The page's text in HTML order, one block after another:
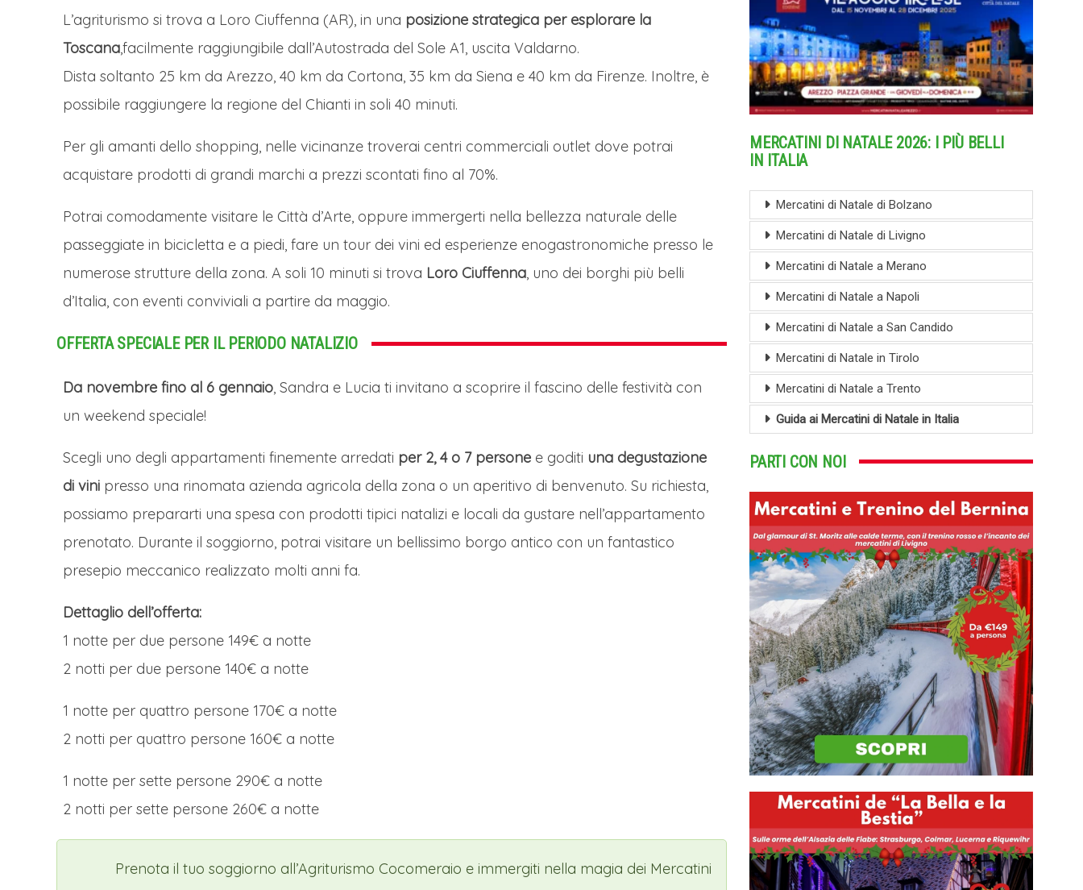
L’agriturismo si trova a Loro Ciuffenna (AR), in una posizione strategica per esplorare la
Toscana,facilmente raggiungibile dall’Autostrada del Sole A1, uscita Valdarno.
Dista soltanto 25 km da Arezzo, 40 km da Cortona, 35 km da Siena e 40 km da Firenze. Inoltre, è
possibile raggiungere la regione del Chianti in soli 40 minuti.
Per gli amanti dello shopping, nelle vicinanze troverai centri commerciali outlet dove potrai
acquistare prodotti di grandi marchi a prezzi scontati fino al 70%.
Potrai comodamente visitare le Città d’Arte, oppure immergerti nella bellezza naturale delle
passeggiate in bicicletta e a piedi, fare un tour dei vini ed esperienze enogastronomiche presso le
numerose strutture della zona. A soli 10 minuti si trova Loro Ciuffenna, uno dei borghi più belli
d’Italia, con eventi conviviali a partire da maggio.
OFFERTA SPECIALE PER IL PERIODO NATALIZIO
Da novembre fino al 6 gennaio, Sandra e Lucia ti invitano a scoprire il fascino delle festività con
un weekend speciale!
Scegli uno degli appartamenti finemente arredati per 2, 4 o 7 persone e goditi una degustazione
di vini presso una rinomata azienda agricola della zona o un aperitivo di benvenuto. Su richiesta,
possiamo prepararti una spesa con prodotti tipici natalizi e locali da gustare nell’appartamento
prenotato. Durante il soggiorno, potrai visitare un bellissimo borgo antico con un fantastico
presepio meccanico realizzato molti anni fa.
Dettaglio dell’offerta:
1 notte per due persone 149€ a notte
2 notti per due persone 140€ a notte
1 notte per quattro persone 170€ a notte
2 notti per quattro persone 160€ a notte
1 notte per sette persone 290€ a notte
2 notti per sette persone 260€ a notte
Prenota il tuo soggiorno all’Agriturismo Cocomeraio e immergiti nella magia dei Mercatini
MERCATINI DI NATALE 2026: I PIÙ BELLI
IN ITALIA
Mercatini di Natale di Bolzano
Mercatini di Natale di Livigno
Mercatini di Natale a Merano
Mercatini di Natale a Napoli
Mercatini di Natale a San Candido
Mercatini di Natale in Tirolo
Mercatini di Natale a Trento
Guida ai Mercatini di Natale in Italia
PARTI CON NOI